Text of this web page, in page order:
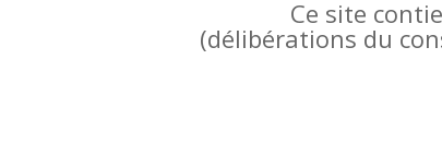
Ce site
(délibérations du